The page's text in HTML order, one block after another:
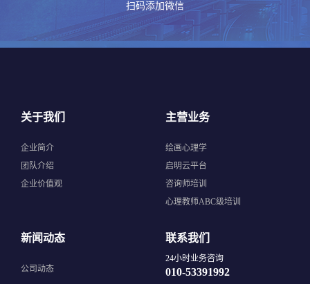
扫码添加微信
关于我们
企业简介
团队介绍
企业价值观
主营业务
绘画心理学
启明云平台
咨询师培训
心理教师ABC级培训
新闻动态
公司动态
联系我们
24小时业务咨询
010-53391992